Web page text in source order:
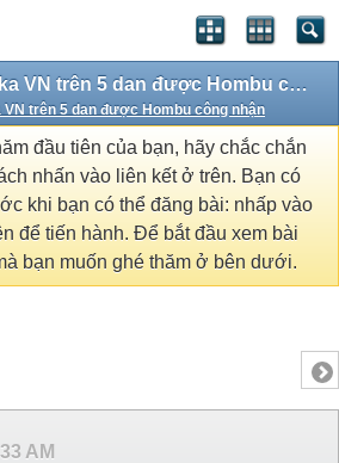
Danh sách aikidoka VN trên 5 dan được Hombu công nhận
VN trên 5 dan được Hombu công nhận
đầu tiên của bạn, hãy chắc chắn
nhấn vào liên kết ở trên. Bạn có
khi bạn có thể đăng bài: nhấp vào
để tiến hành. Để bắt đầu xem bài
bạn muốn ghé thăm ở bên dưới.
AM